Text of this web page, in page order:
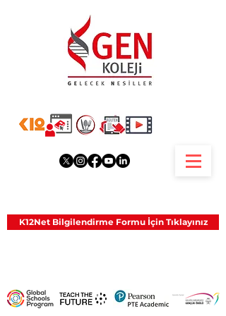
K12Net Bilgilendirme Formu İçin Tıklayınız